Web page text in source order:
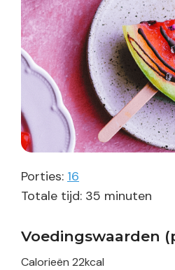
Porties: 16
Totale tijd: 35 minuten
minuten
Voedingswaarden
Calorieën 22kcal